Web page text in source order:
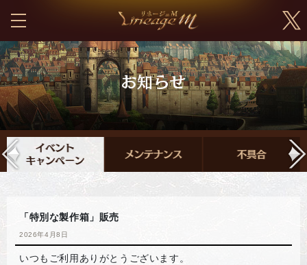
「特別な製作箱」販売
2026年4月8日
いつもご利用ありがとうございます。